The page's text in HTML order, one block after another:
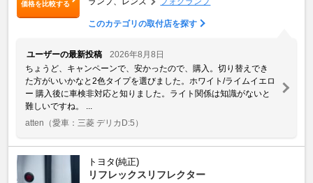
価格を比較する
このカテゴリの取付店を探す
ユーザーの最新投稿
2026年8月8日
ちょうど、キャンペーンで、安かったので、購入。切り替えでき
た方がいいかなと2色タイプを選びました。ホワイト/ライムイエロ
ー 購入後に車検非対応と知りました。ライト関係は知識がないと
難しいですね。 ...
atten （愛車：三菱 デリカD:5）
トヨタ(純正)
リフレックスリフレクター